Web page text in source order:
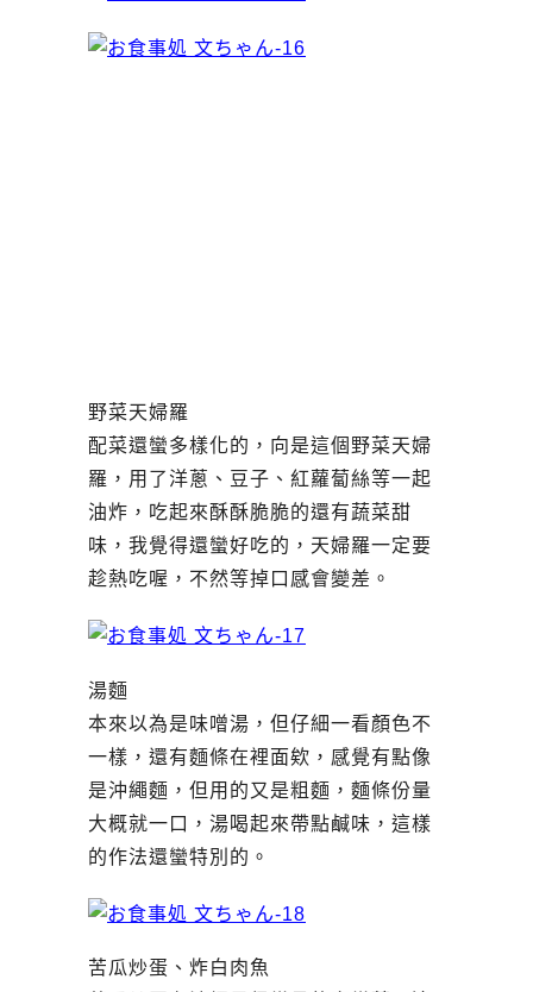
野菜天婦羅
配菜還蠻多樣化的，向是這個野菜天婦
羅，用了洋蔥、豆子、紅蘿蔔絲等一起
油炸，吃起來酥酥脆脆的還有蔬菜甜
味，我覺得還蠻好吃的，天婦羅一定要
趁熱吃喔，不然等掉口感會變差。
湯麵
本來以為是味噌湯，但仔細一看顏色不
一樣，還有麵條在裡面欸，感覺有點像
是沖繩麵，但用的又是粗麵，麵條份量
大概就一口，湯喝起來帶點鹹味，這樣
的作法還蠻特別的。
苦瓜炒蛋、炸白肉魚